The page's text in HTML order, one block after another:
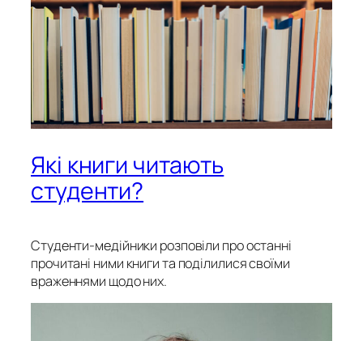
Які книги читають
студенти?
Студенти-медійники розповіли про останні
прочитані ними книги та поділилися своїми
враженнями щодо них.